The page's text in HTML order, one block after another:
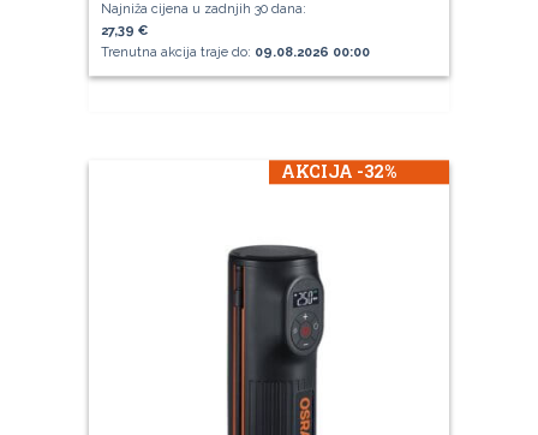
Najniža cijena u zadnjih 30 dana:
27,39 €
Trenutna akcija traje do: 09.08.2026 00:00
AKCIJA -32%